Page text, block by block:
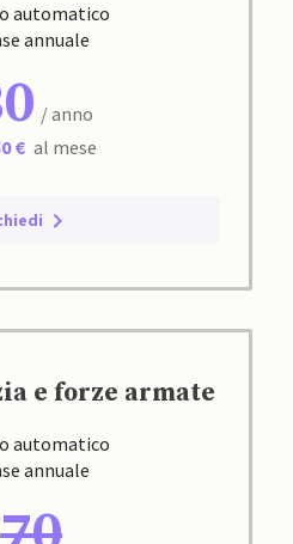
automatico
annuale
/ anno
€ al mese
e forze armate
automatico
annuale